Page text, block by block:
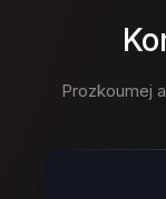
Prozkoumej